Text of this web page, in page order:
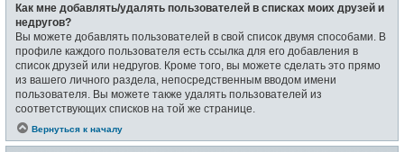
Как мне добавлять/удалять пользователей в списках моих друзей и
недругов?
Вы можете добавлять пользователей в свой список двумя способами. В
профиле каждого пользователя есть ссылка для его добавления в
список друзей или недругов. Кроме того, вы можете сделать это прямо
из вашего личного раздела, непосредственным вводом имени
пользователя. Вы можете также удалять пользователей из
соответствующих списков на той же странице.
Вернуться к началу